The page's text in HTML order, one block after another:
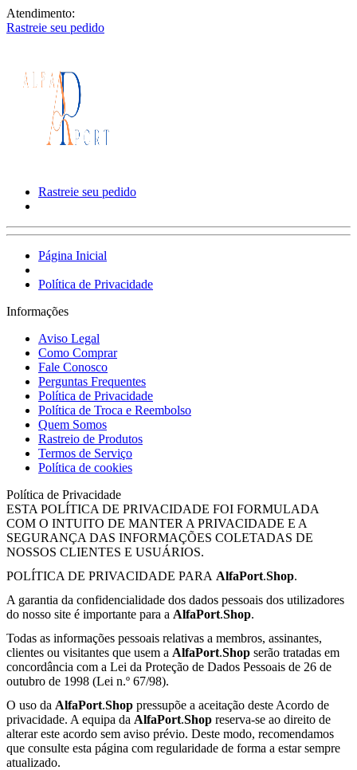
Atendimento:
Rastreie seu pedido
Rastreie seu pedido
Página Inicial
Política de Privacidade
Informações
Aviso Legal
Como Comprar
Fale Conosco
Perguntas Frequentes
Política de Privacidade
Política de Troca e Reembolso
Quem Somos
Rastreio de Produtos
Termos de Serviço
Política de cookies
Política de Privacidade
ESTA POLÍTICA DE PRIVACIDADE FOI FORMULADA
COM O INTUITO DE MANTER A PRIVACIDADE E A
SEGURANÇA DAS INFORMAÇÕES COLETADAS DE
NOSSOS CLIENTES E USUÁRIOS.
POLÍTICA DE PRIVACIDADE PARA AlfaPort.Shop.
A garantia da confidencialidade dos dados pessoais dos utilizadores
do nosso site é importante para a AlfaPort.Shop.
Todas as informações pessoais relativas a membros, assinantes,
clientes ou visitantes que usem a AlfaPort.Shop serão tratadas em
concordância com a Lei da Proteção de Dados Pessoais de 26 de
outubro de 1998 (Lei n.º 67/98).
O uso da AlfaPort.Shop pressupõe a aceitação deste Acordo de
privacidade. A equipa da AlfaPort.Shop reserva-se ao direito de
alterar este acordo sem aviso prévio. Deste modo, recomendamos
que consulte esta página com regularidade de forma a estar sempre
atualizado.